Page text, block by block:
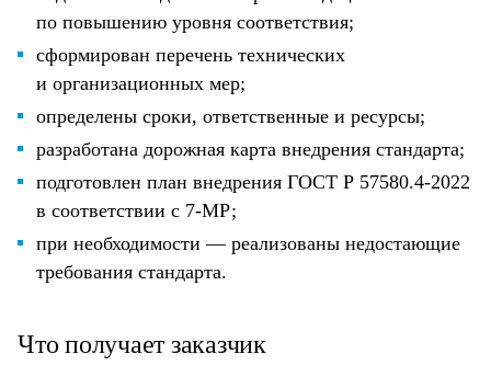
по повышению уровня соответствия;
сформирован перечень технических
и организационных мер;
определены сроки, ответственные и ресурсы;
разработана дорожная карта внедрения стандарта;
подготовлен план внедрения ГОСТ Р 57580.4-2022
в соответствии с 7-МР;
при необходимости — реализованы недостающие
требования стандарта.
Что получает заказчик